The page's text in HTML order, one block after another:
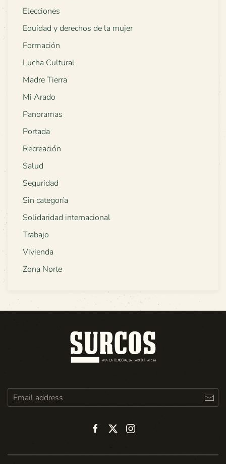
Elecciones
Equidad y derechos de la mujer
Formación
Lucha Cultural
Madre Tierra
Mi Arado
Panoramas
Portada
Recreación
Salud
Seguridad
Sin categoría
Solidaridad internacional
Trabajo
Vivienda
Zona Norte